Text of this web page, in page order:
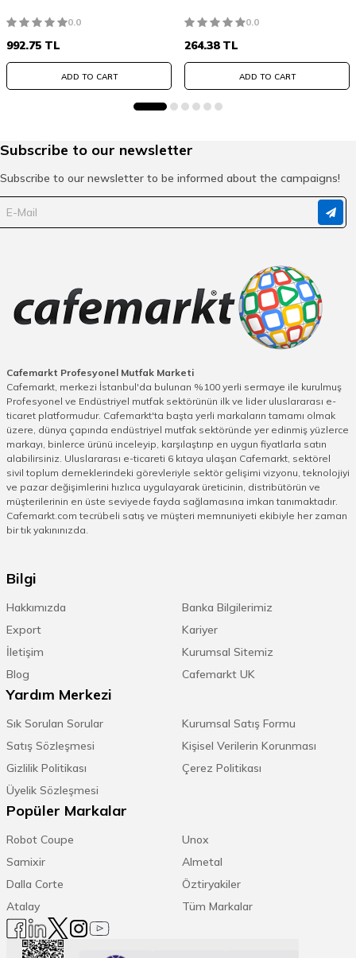
0.0
992.75 TL
ADD TO CART
0.0
264.38TL
ADD TO CART
Subscribe to our newsletter
Subscribe to our newsletter to be informed about the campaigns!
Cafemarkt Profesyonel Mutfak Marketi
Cafemarkt, merkezi İstanbul'da bulunan %100 yerli sermaye ile kurulmuş
Profesyonel ve Endüstriyel mutfak sektörünün ilk ve lider uluslararası e-
ticaret platformudur. Cafemarkt'ta başta yerli markaların tamamı olmak
üzere, dünya çapında endüstriyel mutfak sektöründe yer edinmiş yüzlerce
markayı, binlerce ürünü inceleyip, karşılaştırıp en uygun fiyatlarla satın
alabilirsiniz. Uluslararası e-ticareti 6 kıtaya ulaşan Cafemarkt, sektörel
sivil toplum derneklerindeki görevleriyle sektör gelişimi vizyonu, teknolojiyi
ve pazar değişimlerini hızlıca uygulayarak üreticinin, distribütörün ve
müşterilerinin en üste seviyede fayda sağlamasına imkan tanımaktadır.
Cafemarkt.com tecrübeli satış ve müşteri memnuniyeti ekibiyle her zaman
bir tık yakınınızda.
Bilgi
Hakkımızda
Banka Bilgilerimiz
Export
Kariyer
İletişim
Kurumsal Sitemiz
Blog
Cafemarkt UK
Yardım Merkezi
Sık Sorulan Sorular
Kurumsal Satış Formu
Satış Sözleşmesi
Kişisel Verilerin Korunması
Gizlilik Politikası
Çerez Politikası
Üyelik Sözleşmesi
Popüler Markalar
Robot Coupe
Unox
Samixir
Almetal
Dalla Corte
Öztiryakiler
Atalay
Tüm Markalar